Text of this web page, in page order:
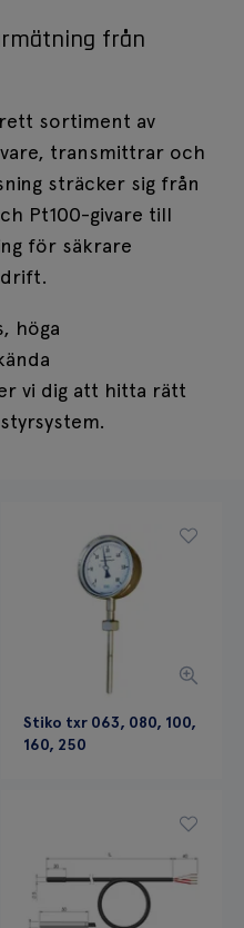
från
sortiment av
transmittrar och
sträcker sig från
Pt100-givare till
för säkrare
höga
vi dig att hitta rätt
Stiko txr 063, 080, 100,
160, 250